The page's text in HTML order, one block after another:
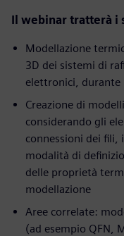
Il webinar tratterà i
Modellazione
3D dei sistemi di
elettronici, durante
Creazione di
considerando gli
connessioni dei fili,
modalità di
delle proprietà
modellazione
Aree correlate:
(ad esempio QFN,